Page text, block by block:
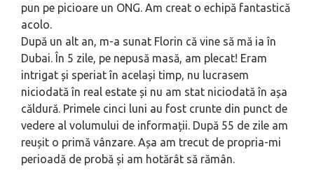
pun pe picioare un ONG. Am creat o echipă fantastică
acolo.
După un alt an, m-a sunat Florin că vine să mă ia în
Dubai. În 5 zile, pe nepusă masă, am plecat! Eram
intrigat și speriat în același timp, nu lucrasem
niciodată în real estate și nu am stat niciodată în așa
căldură. Primele cinci luni au fost crunte din punct de
vedere al volumului de informații. După 55 de zile am
reușit o primă vânzare. Așa am trecut de propria-mi
perioadă de probă și am hotărât să rămân.